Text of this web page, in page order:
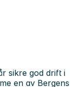
sikre god drift i
en av Bergens